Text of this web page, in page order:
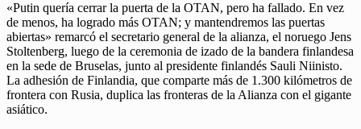
«Putin quería cerrar la puerta de la OTAN, pero ha fallado. En vez
de menos, ha logrado más OTAN; y mantendremos las puertas
abiertas» remarcó el secretario general de la alianza, el noruego Jens
Stoltenberg, luego de la ceremonia de izado de la bandera finlandesa
en la sede de Bruselas, junto al presidente finlandés Sauli Niinisto.
La adhesión de Finlandia, que comparte más de 1.300 kilómetros de
frontera con Rusia, duplica las fronteras de la Alianza con el gigante
asiático.